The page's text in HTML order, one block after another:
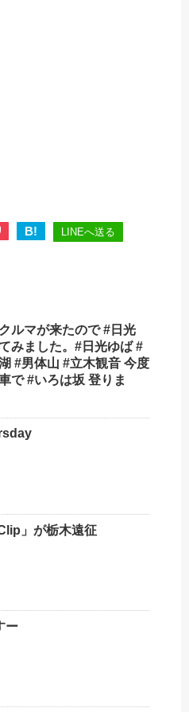
B! LINEへ送る
ルマが来たので #日光
みました。#日光ゆば #
#男体山 #立木観音 今度
で #いろは坂 登りま
」が栃木遠征
ー